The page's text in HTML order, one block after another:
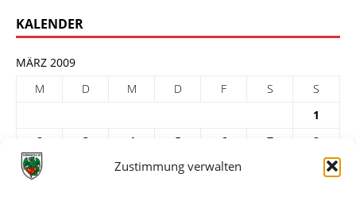
Zustimmung verwalten
KALENDER
MÄRZ 2009
M
D M D F S
S
1
2
3 4 5 6 7
8
9
11 12 13